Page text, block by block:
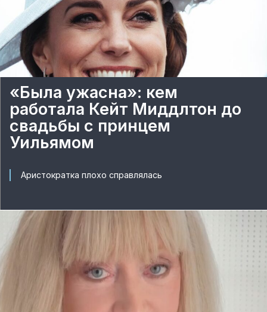
«Была ужасна»: кем
работала Кейт Миддлтон до
свадьбы с принцем
Уильямом
Аристократка плохо справлялась